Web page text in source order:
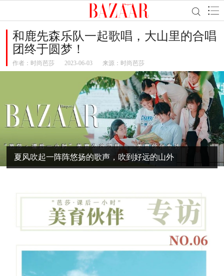
和鹿先森乐队一起歌唱，大山里的合唱
团终于圆梦！
作者： 时尚芭莎 2023-06-03 来源：时尚芭莎
夏风吹起一阵阵悠扬的歌声，吹到好远的山外